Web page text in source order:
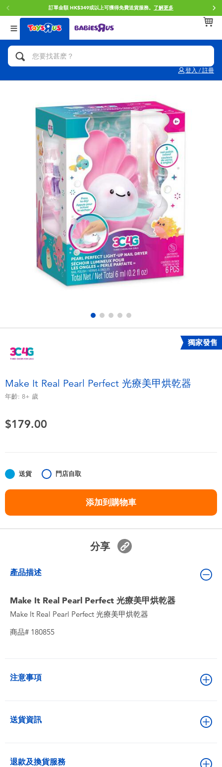
訂單金額 HK$349或以上可獲得免費送貨服務。 了解更多
登入 / 註冊
返回
分類目錄
人氣英雄,角色扮演,射擊玩具
拼砌組合及樂高LEGO
玩具車,貨車,火車及遙控系列
手工藝,文具,蠟筆,泥膠,畫板
娃娃, 芭比,收藏公仔
電子玩具
遊戲及拼圖系列
益智學習玩具
毛毛公仔玩具
夏日用品
任天堂 Switch
返回
品牌
Brunch Brother 早午餐兄弟
Spider-Man蜘蛛俠
Mini Brands
Play-Doh培樂多
Pokemon寶可夢
playpop
LEGO樂高
LeapFrog跳跳蛙
返回
年齢
0~2歳
5~7歳
8~11歳
12~14歳
14歳以上
獨家發售
Make It Real Pearl Perfect 光療美甲烘乾器
年齡: 8+ 歲
$179.00
送貨 門店自取
添加到購物車
分享
產品描述
Make It Real Pearl Perfect 光療美甲烘乾器
Make It Real Pearl Perfect 光療美甲烘乾器
商品# 180855
注意事項
送貨資訊
退款及換貨服務